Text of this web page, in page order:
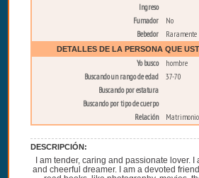
Ingreso
Fumador
No
Bebedor
Raramente
DETALLES DE LA PERSONA QUE
Yo busco
hombre
Buscando un rango de edad
37-70
Buscando por estatura
Buscando por tipo de cuerpo
Relación
DESCRIPCIÓN:
I am tender, caring and passionate lover.
and cheerful dreamer. I am a devoted